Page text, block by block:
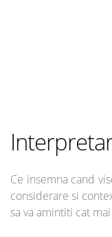
Ce insemna cand
considerare si
sa va amintiti cat